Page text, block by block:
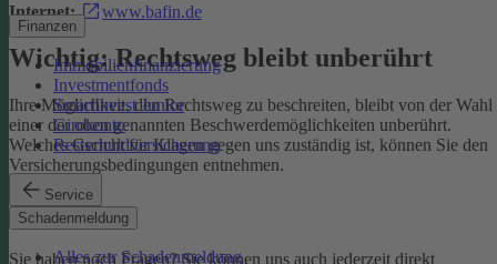
Finanzen
Immobilienfinanzierung
Investmentfonds
SmartInvest Junior
Girokonto
Restschuldversicherung
Service
Schadenmeldung
Alles zur Schadenmeldung
Internet:
www.bafin.de
Wichtig: Rechtsweg bleibt unberührt
Ihre Möglichkeit, den Rechtsweg zu beschreiten, bleibt von der Wahl
einer der oben genannten Beschwerdemöglichkeiten unberührt.
Welches Gericht für Klagen gegen uns zuständig ist, können Sie den
Versicherungsbedingungen entnehmen.
Kontakt
Sie haben noch Fragen? Sie können uns auch jederzeit direkt